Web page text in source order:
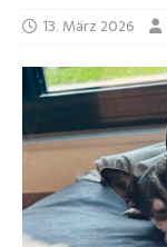
13. März 2026